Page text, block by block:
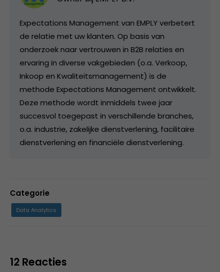
Expectations Management van EMPLY verbetert
de relatie met uw klanten. Op basis van
onderzoek naar vertrouwen in B2B relaties en
ervaring in diverse vakgebieden (o.a. Verkoop,
Inkoop en Kwaliteitsmanagement) is de
methode Expectations Management ontwikkelt.
Deze methode wordt inmiddels twee jaar
succesvol toegepast in verschillende branches,
o.a. industrie, zakelijke dienstverlening, facilitaire
dienstverlening en financiële dienstverlening.
Categorie
Data Analytics
12 Reacties